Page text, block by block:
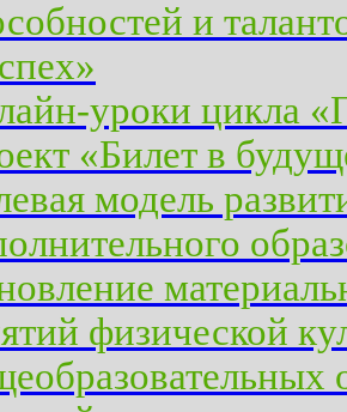
и
уроки цикла
«Билет в
модель
физической